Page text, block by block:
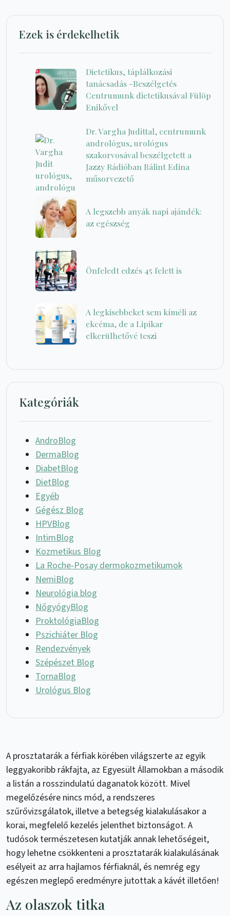
A prosztatarák a férfiak körében világszerte az egyik
leggyakoribb rákfajta, az Egyesült Államokban a második
a listán a rosszindulatú daganatok között. Mivel
megelőzésére nincs mód, a rendszeres
szűrővizsgálatok, illetve a betegség kialakulásakor a
korai, megfelelő kezelés jelenthet biztonságot. A
tudósok természetesen kutatják annak lehetőségeit,
hogy lehetne csökkenteni a prosztatarák kialakulásának
esélyeit az arra hajlamos férfiaknál, és nemrég egy
egészen meglepő eredményre jutottak a kávét illetően!
Az olaszok titka
Ezek is érdekelhetik
Dietetikus, táplálkozási
tanácsadás -Beszélgetés
Centrumunk dietetikusával Fülöp
Enikővel
Dr. Vargha Judittal, centrumunk
andrológus, urológus
szakorvosával beszélgetett a
Jazzy Rádióban Bálint Edina
műsorvezető
A legszebb anyák napi ajándék:
az egészség
Önfeledt edzés 45 felett is
A legkisebbeket sem kíméli az
ekcéma, de a Lipikar
elkerülhetővé teszi
Kategóriák
AndroBlog
DermaBlog
DiabetBlog
DietBlog
Egyéb
Gégész Blog
HPVBlog
IntimBlog
Kozmetikus Blog
La Roche-Posay dermokozmetikumok
NemiBlog
Neurológia blog
NőgyógyBlog
ProktológiaBlog
Pszichiáter Blog
Rendezvények
Szépészet Blog
TornaBlog
Urológus Blog